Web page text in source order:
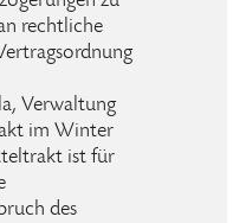
rechtliche
Verwaltung
im Winter
ist für
des